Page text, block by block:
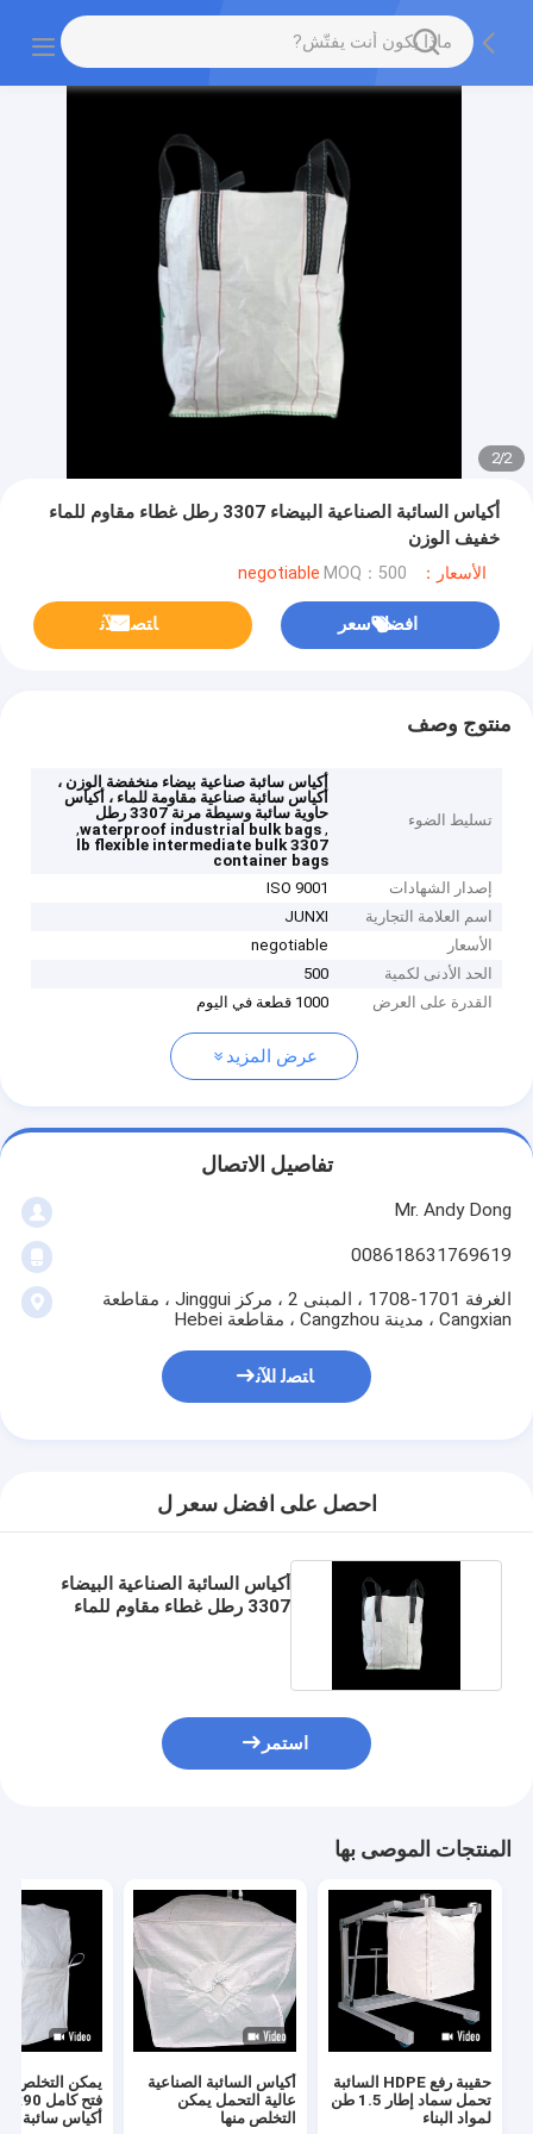
2
/
2
أكياس السائبة الصناعية البيضاء 3307 رطل غطاء مقاوم للماء
خفيف الوزن
الأسعار：negotiable MOQ：500
افضل سعر ﺎﺘﺼﻟ ﺍﻶﻧ
منتوج وصف
تسليط الضوء
أكياس سائبة صناعية بيضاء منخفضة الوزن ،
أكياس سائبة صناعية مقاومة للماء ، أكياس
حاوية سائبة وسيطة مرنة 3307 رطل
,
waterproof industrial bulk bags
,
3307 lb flexible intermediate bulk
container bags
إصدار الشهادات
ISO 9001
اسم العلامة التجارية
JUNXI
الأسعار
negotiable
الحد الأدنى لكمية
500
القدرة على العرض
1000 قطعة في اليوم
عرض المزيد
تفاصيل الاتصال
Mr. Andy Dong
008618631769619
الغرفة 1701-1708 ، المبنى 2 ، مركز Jinggui ، مقاطعة
Cangxian ، مدينة Cangzhou ، مقاطعة Hebei
ﺎﺘﺼﻟ ﺍﻶﻧ
احصل على افضل سعر ل
أكياس السائبة الصناعية البيضاء
3307 رطل غطاء مقاوم للماء
استمر
المنتجات الموصى بها
حقيبة رفع HDPE السائبة
تحمل سماد إطار 1.5 طن
لمواد البناء
أكياس السائبة الصناعية
عالية التحمل يمكن
التخلص منها
أكياس سائبة